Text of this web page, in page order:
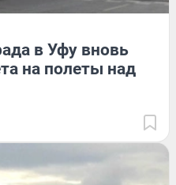
в Уфу вновь
на полеты над